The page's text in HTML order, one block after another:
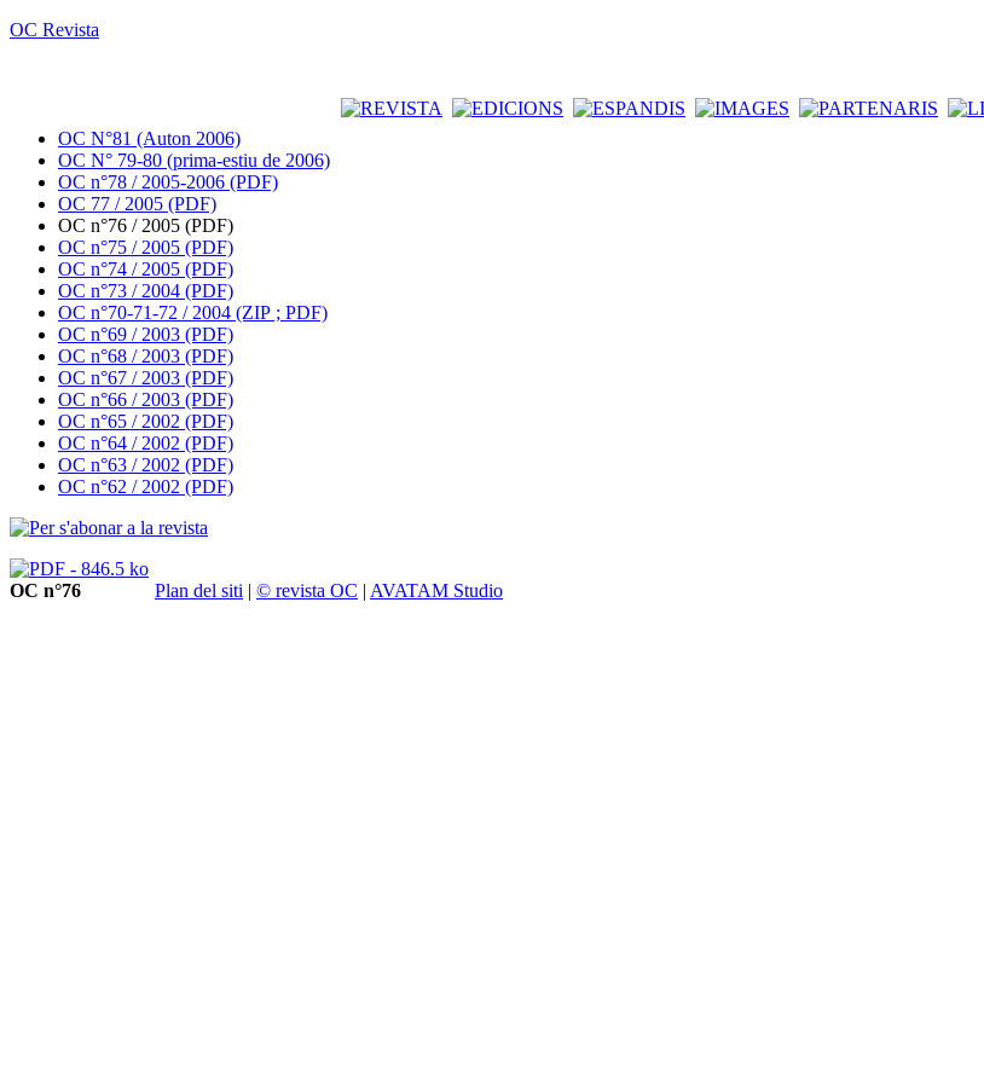
OC Revista
OC N°81 (Auton 2006)
OC N° 79-80 (prima-estiu de 2006)
OC n°78 / 2005-2006 (PDF)
OC 77 / 2005 (PDF)
OC n°76 / 2005 (PDF)
OC n°75 / 2005 (PDF)
OC n°74 / 2005 (PDF)
OC n°73 / 2004 (PDF)
OC n°70-71-72 / 2004 (ZIP ; PDF)
OC n°69 / 2003 (PDF)
OC n°68 / 2003 (PDF)
OC n°67 / 2003 (PDF)
OC n°66 / 2003 (PDF)
OC n°65 / 2002 (PDF)
OC n°64 / 2002 (PDF)
OC n°63 / 2002 (PDF)
OC n°62 / 2002 (PDF)
OC n°76 Plan del siti | © revista OC | AVATAM Studio